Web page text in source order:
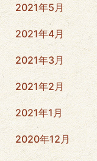
2021年5月
2021年4月
2021年3月
2021年2月
2021年1月
2020年12月